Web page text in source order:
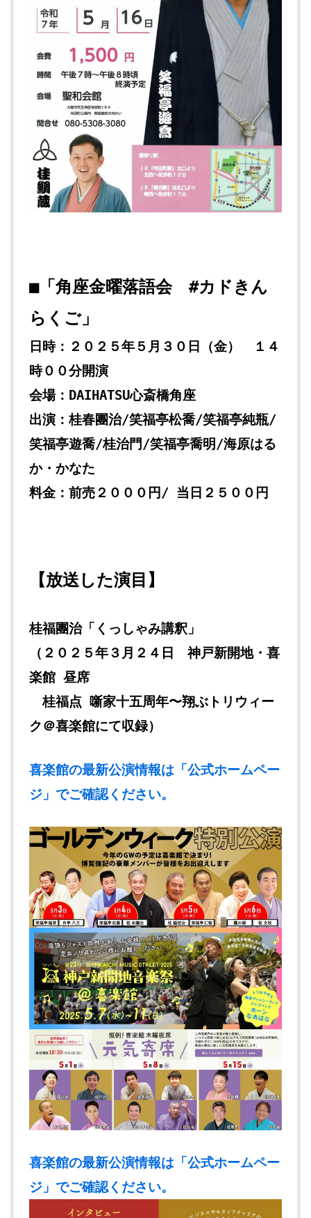
■「角座金曜落語会 #カドきん
らくご」
日時：２０２５年５月３０日（金） １４
時００分開演
会場：DAIHATSU心斎橋角座
出演：桂春團治/笑福亭松喬/笑福亭純瓶/
笑福亭遊喬/桂治門 /笑福亭喬明 /海原はる
か・かなた
料金：前売２０００円/ 当日２５００円
【放送した演目】
桂福團治「くっしゃみ講釈」
（２０２５年３月２４日 神戸新開地・喜
楽館 昼席
桂福点 噺家十五周年〜翔ぶトリウィー
ク＠喜楽館にて収録）
喜楽館の最新公演情報は「公式ホームペー
ジ」でご確認ください。
喜楽館の最新公演情報は「公式ホームペー
ジ」でご確認ください。